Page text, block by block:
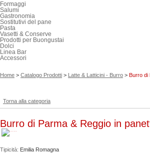
Formaggi
Salumi
Gastronomia
Sostitutivi del pane
Pasta
Vasetti & Conserve
Prodotti per Buongustai
Dolci
Linea Bar
Accessori
Home > Catalogo Prodotti > Latte & Latticini - Burro > Burro di
Torna alla categoria
Burro di Parma & Reggio in
Tipicità: Emilia Romagna